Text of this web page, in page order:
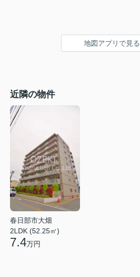
地図アプリで見る
近隣の物件
春日部市大畑
2LDK (52.25㎡)
7.4万円